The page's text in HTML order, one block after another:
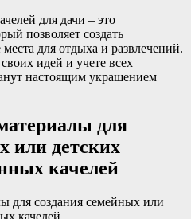
для дачи – это
позволяет создать
для отдыха и развлечений.
идей и учете всех
настоящим украшением
для
или детских
качелей